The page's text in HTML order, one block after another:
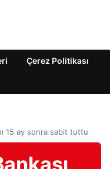
Çerez Politikası
15 ay sonra sabit tuttu